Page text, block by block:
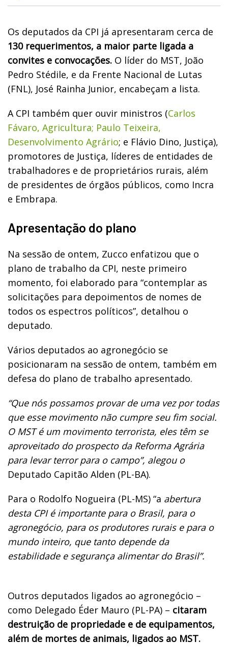
Os deputados da CPI já apresentaram cerca de
130 requerimentos, a maior parte ligada a
convites e convocações. O líder do MST, João
Pedro Stédile, e da Frente Nacional de Lutas
(FNL), José Rainha Junior, encabeçam a lista.
A CPI também quer ouvir ministros (Carlos
Fávaro, Agricultura; Paulo Teixeira,
Desenvolvimento Agrário; e Flávio Dino, Justiça),
promotores de Justiça, líderes de entidades de
trabalhadores e de proprietários rurais, além
de presidentes de órgãos públicos, como Incra
e Embrapa.
Apresentação do plano
Na sessão de ontem, Zucco enfatizou que o
plano de trabalho da CPI, neste primeiro
momento, foi elaborado para “contemplar as
solicitações para depoimentos de nomes de
todos os espectros políticos”, detalhou o
deputado.
Vários deputados ao agronegócio se
posicionaram na sessão de ontem, também em
defesa do plano de trabalho apresentado.
“Que nós possamos provar de uma vez por todas
que esse movimento não cumpre seu fim social.
O MST é um movimento terrorista, eles têm se
aproveitado do prospecto da Reforma Agrária
para levar terror para o campo”, alegou o
Deputado Capitão Alden (PL-BA).
Para o Rodolfo Nogueira (PL-MS) “a abertura
desta CPI é importante para o Brasil, para o
agronegócio, para os produtores rurais e para o
mundo inteiro, que tanto depende da
estabilidade e segurança alimentar do Brasil”.
Outros deputados ligados ao agronegócio –
como Delegado Éder Mauro (PL-PA) – citaram
destruição de propriedade e de equipamentos,
além de mortes de animais, ligados ao MST.